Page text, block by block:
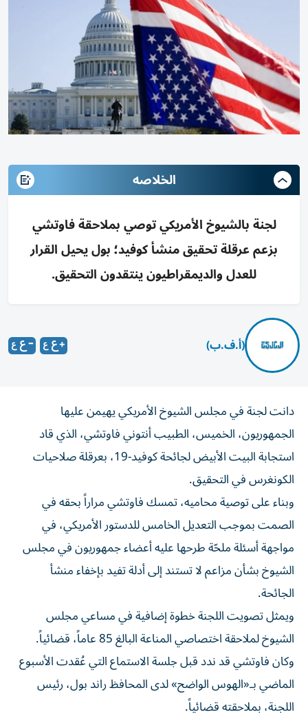
الخلاصه
لجنة بالشيوخ الأمريكي توصي بملاحقة فاوتشي
بزعم عرقلة تحقيق منشأ كوفيد؛ بول يحيل القرار
للعدل والديمقراطيون ينتقدون التحقيق.
(أ.ف.ب)
دانت لجنة في مجلس الشيوخ الأمريكي يهيمن عليها
الجمهوريون، الخميس، الطبيب أنتوني فاوتشي، الذي قاد
استجابة البيت الأبيض لجائحة كوفيد-19، بعرقلة صلاحيات
الكونغرس في التحقيق.
وبناء على توصية محاميه، تمسك فاوتشي مراراً بحقه في
الصمت بموجب التعديل الخامس للدستور الأمريكي، في
مواجهة أسئلة ملحّة طرحها عليه أعضاء جمهوريون في مجلس
الشيوخ بشأن مزاعم لا تستند إلى أدلة تفيد بإخفاء منشأ
الجائحة.
ويمثل تصويت اللجنة خطوة إضافية في مساعي مجلس
الشيوخ لملاحقة اختصاصي المناعة البالغ 85 عاماً، قضائياً.
وكان فاوتشي قد ندد قبل جلسة الاستماع التي عُقدت الأسبوع
الماضي بـ«الهوس الواضح» لدى المحافظ راند بول، رئيس
اللجنة، بملاحقته قضائياً.